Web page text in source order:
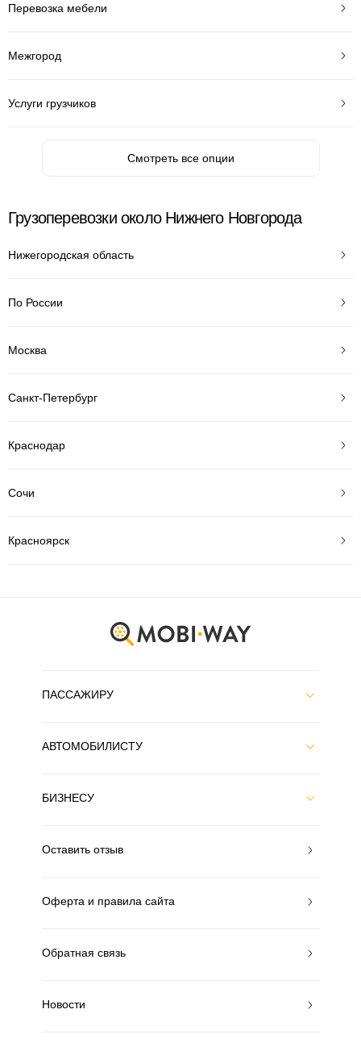
Перевозка мебели
Межгород
Услуги грузчиков
Смотреть все опции
Грузоперевозки около Нижнего Новгорода
Нижегородская область
По России
Москва
Санкт-Петербург
Краснодар
Сочи
Красноярск
ПАССАЖИРУ
АВТОМОБИЛИСТУ
БИЗНЕСУ
Оставить отзыв
Оферта и правила сайта
Обратная связь
Новости